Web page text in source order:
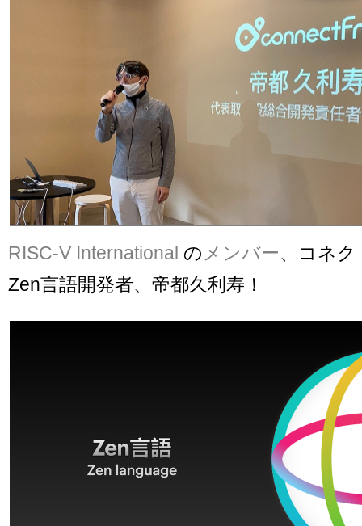
RISC-V International の メンバー、コネク
Zen言語開発者、帝都久利寿！